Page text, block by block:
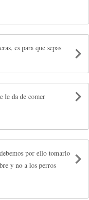
es para que sepas
le da de comer
por ello tomarlo
y no a los perros